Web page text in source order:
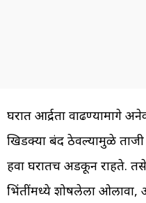
घरात आर्द्रता वाढण्यामागे
खिडक्या बंद ठेवल्यामुळे
हवा घरातच अडकून राहते.
भिंतींमध्ये शोषलेला ओलावा,